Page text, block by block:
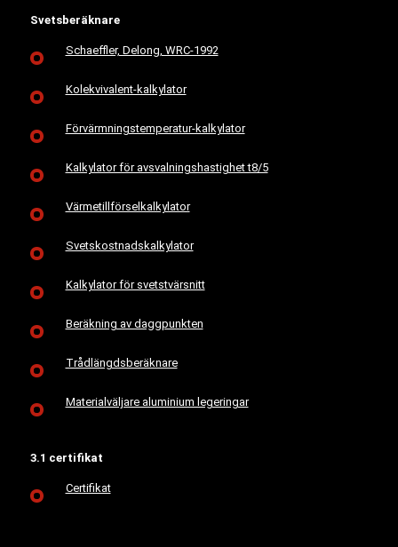
Svetsberäknare
Schaeffler, Delong, WRC-1992
Kolekvivalent-kalkylator
Förvärmningstemperatur-kalkylator
Kalkylator för avsvalningshastighet t8/5
Värmetillförselkalkylator
Svetskostnadskalkylator
Kalkylator för svetstvärsnitt
Beräkning av daggpunkten
Trådlängdsberäknare
Materialväljare aluminium legeringar
3.1 certifikat
Certifikat